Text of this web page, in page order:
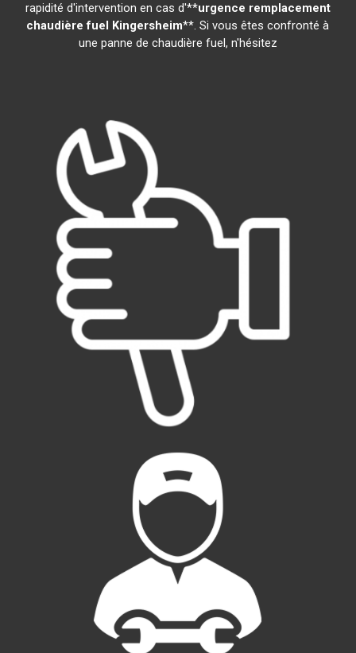
rapidité d'intervention en cas d'**urgence remplacement
chaudière fuel Kingersheim**. Si vous êtes confronté à
une panne de chaudière fuel, n'hésitez